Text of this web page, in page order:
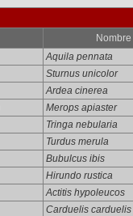
Aquila pennata
Sturnus unicolor
Ardea cinerea
Merops apiaster
Tringa nebularia
Turdus merula
Bubulcus ibis
Hirundo rustica
Actitis hypoleucos
Carduelis carduelis